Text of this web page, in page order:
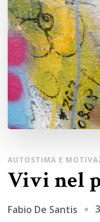
AUTOSTIMA E
Vivi nel
Fabio De Santis